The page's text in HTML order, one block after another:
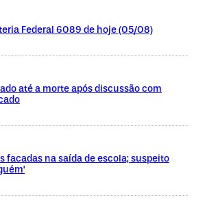
Federal 6089 de hoje (05/08)
até a morte após discussão com
facadas na saída de escola; suspeito